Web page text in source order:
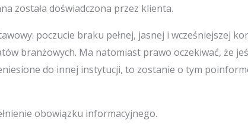
została doświadczona przez klienta.
poczucie braku pełnej, jasnej i wcześniejszej
branżowych. Ma natomiast prawo oczekiwać, że
do innej instytucji, to zostanie o tym
obowiązku informacyjnego.